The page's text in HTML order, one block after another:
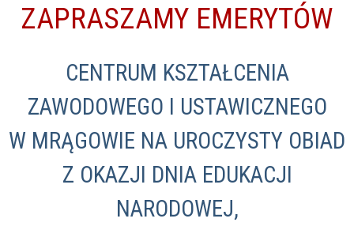
ZAPRASZAMY EMERYTÓW
CENTRUM KSZTAŁCENIA
ZAWODOWEGO I USTAWICZNEGO
W MRĄGOWIE NA UROCZYSTY OBIAD
Z OKAZJI DNIA EDUKACJI
NARODOWEJ,